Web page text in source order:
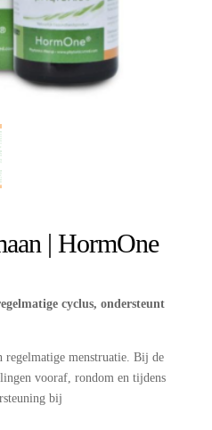
| HormOne
cyclus, ondersteunt
regelmatige menstruatie. Bij de
vooraf, rondom en tijdens
bij